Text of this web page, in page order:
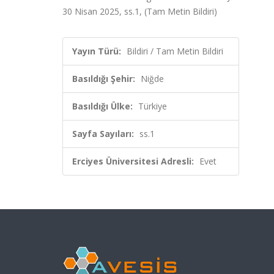
30 Nisan 2025, ss.1, (Tam Metin Bildiri)
Yayın Türü: Bildiri / Tam Metin Bildiri
Basıldığı Şehir: Niğde
Basıldığı Ülke: Türkiye
Sayfa Sayıları: ss.1
Erciyes Üniversitesi Adresli: Evet